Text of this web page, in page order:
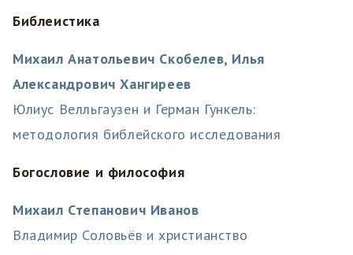
Библеистика
Михаил Анатольевич Скобелев, Илья
Александрович Хангиреев
Юлиус Велльгаузен и Герман Гункель:
методология библейского исследования
Богословие и философия
Михаил Степанович Иванов
Владимир Соловьёв и христианство